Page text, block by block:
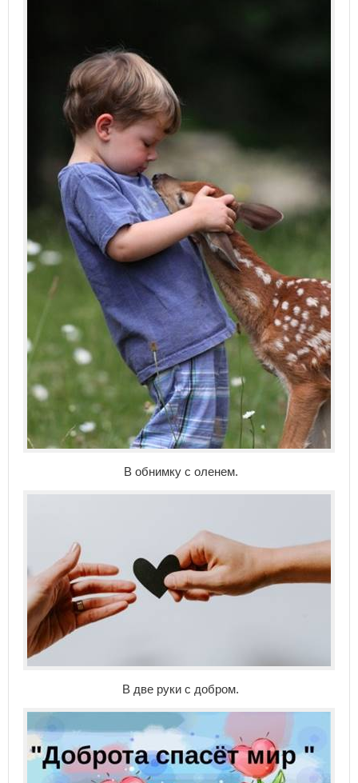
В обнимку с оленем.
В две руки с добром.